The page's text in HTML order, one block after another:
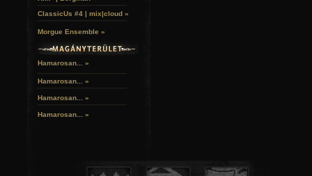
ClassicUs #4 | mix|cloud »
Morgue Ensemble »
Hamarosan... »
Hamarosan... »
Hamarosan... »
Hamarosan... »